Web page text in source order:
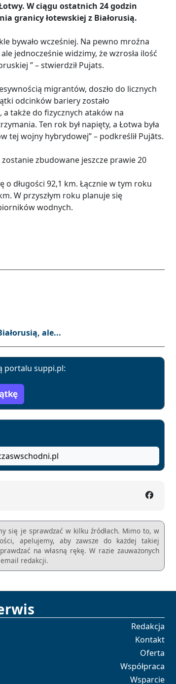
W ciągu ostatnich 24 godzin
granicy łotewskiej z Białorusią.
bywało wcześniej. Na pewno mroźna
jednocześnie widzimy, że wzrosła ilość
” – stwierdził Pujats.
migrantów, doszło do licznych
odcinków bariery zostało
także do fizycznych ataków na
Ten rok był napięty, a Łotwa była
tej wojny hybrydowej” – podkreślił Pujāts.
zbudowane jeszcze prawie 20
długości 92,1 km. Łącznie w tym roku
W przyszłym roku planuje się
wodnych.
ale...
portalu suppi.pl:
się je sprawdzać w kilku źródłach. Mimo to, w
apelujemy, aby zawsze do każdej takiej
na własną rękę. W razie zauważonych
redakcji.
Redakcja
Kontakt
Oferta
Współpraca
Wsparcie